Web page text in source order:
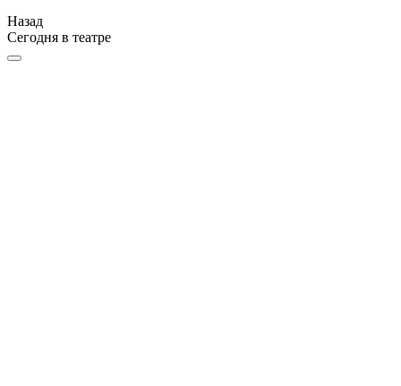
Назад
Сегодня в театре